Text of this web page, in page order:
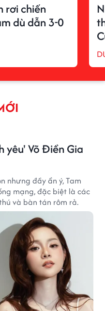
rơi chiến
dù dẫn 3-0
yêu' Võ Điền Gia
nhưng đầy ẩn ý, Tam
mạng, đặc biệt là các
và bàn tán rôm rả.